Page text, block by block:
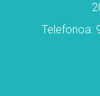
Telefonoa: